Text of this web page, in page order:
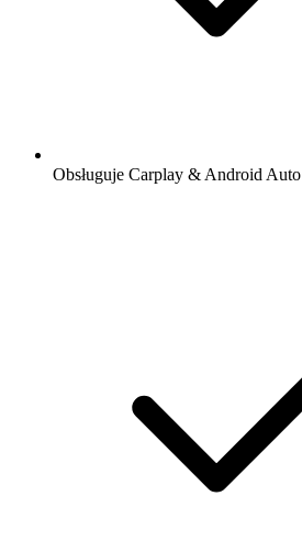
Obsługuje Carplay & Android Auto